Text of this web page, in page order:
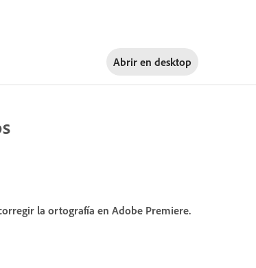
Abrir en desktop
la ortografía en Adobe Premiere.